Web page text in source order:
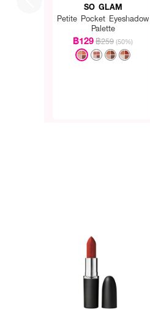
SO GLAM
Petite Pocket Eyeshadow
Palette
฿129฿259 (50%)